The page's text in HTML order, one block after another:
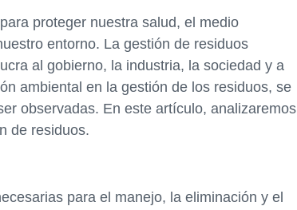
proteger nuestra salud, el medio
entorno. La gestión de residuos
al gobierno, la industria, la sociedad y a
ambiental en la gestión de los residuos, se
observadas. En este artículo, analizaremos
de residuos.
para el manejo, la eliminación y el